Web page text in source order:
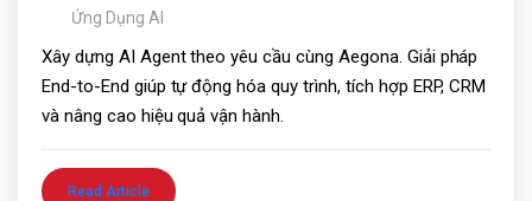
Ứng Dụng AI
Xây dựng AI Agent theo yêu cầu cùng Aegona. Giải pháp
End-to-End giúp tự động hóa quy trình, tích hợp ERP, CRM
và nâng cao hiệu quả vận hành.
Read Article